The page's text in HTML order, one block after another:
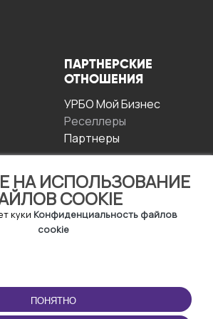
НА ИСПОЛЬЗОВАНИЕ
COOKIE
куки Конфиденциальность файлов
cookie
ПОНЯТНО
ПАРТНЕРСКИЕ
ОТНОШЕНИЯ
УРБО Мой Бизнес
Реселлеры
Партнеры
ПРИЛОЖЕНИЕ